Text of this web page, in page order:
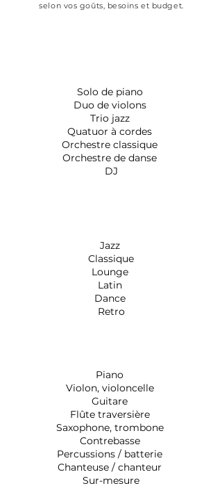
selon vos goûts, besoins et budget.
Solo de piano
Duo de violons
Trio jazz
Quatuor à cordes
Orchestre classique
Orchestre de danse
DJ
Jazz
Classique
Lounge
Latin
Dance
Retro
Piano
Violon, violoncelle
Guitare
Flûte traversière
Saxophone, trombone
Contrebasse
Percussions / batterie
Chanteuse / chanteur
Sur-mesure